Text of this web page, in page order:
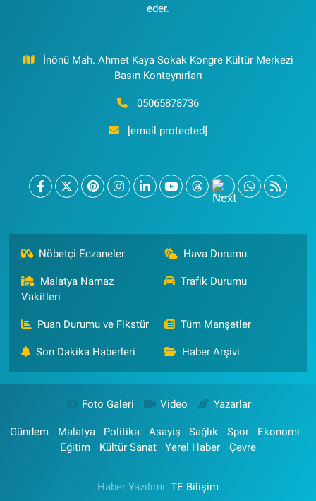
eder.
İnönü Mah. Ahmet Kaya Sokak Kongre Kültür Merkezi
Basın Konteynırları
05065878736
[email protected]
Nöbetçi Eczaneler Hava Durumu
Malatya Namaz
Vakitleri
Trafik Durumu
Puan Durumu ve Fikstür Tüm Manşetler
Son Dakika Haberleri Haber Arşivi
Foto Galeri Video Yazarlar
Gündem Malatya Politika Asayiş Sağlık Spor
Ekonomi
Eğitim
Kültür Sanat Yerel Haber Çevre
Haber Yazılımı: TE Bilişim